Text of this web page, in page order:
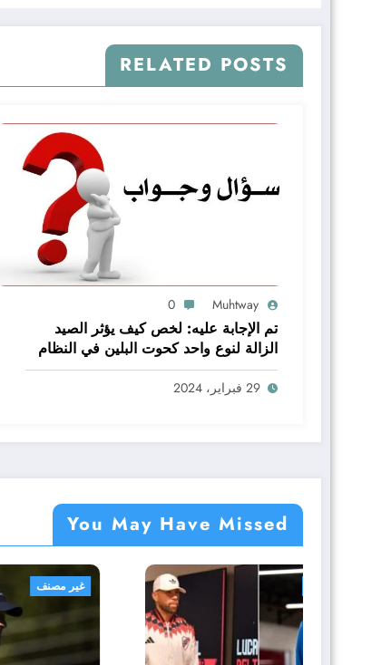
RELATED POSTS
Muhtway
0
تم الإجابة عليه: لخص كيف يؤثر الصيد
الزالة لنوع واحد كحوت البلين في النظام
البيئي baleen whale كاملا
29 فبراير، 2024
You May Have Missed